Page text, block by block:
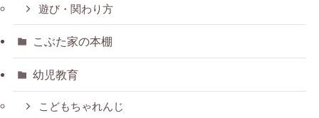
遊び・関わり方
こぶた家の本棚
幼児教育
こどもちゃれんじ